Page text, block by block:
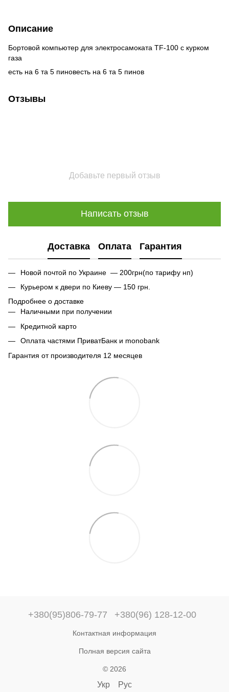
Описание
Бортовой компьютер для электросамоката TF-100 с курком
газа
есть на 6 та 5 пиновесть на 6 та 5 пинов
Отзывы
Добавьте первый отзыв
Написать отзыв
Доставка Оплата Гарантия
Новой почтой по Украине — 200грн(по тарифу нп)
Курьером к двери по Киеву — 150 грн.
Подробнее о доставке
Наличными при получении
Кредитной карто
Оплата частями ПриватБанк и monobank
Гарантия от производителя 12 месяцев
+380(95)806-79-77 +380(96) 128-12-00
Контактная информация
Полная версия сайта
© 2026
Укр Рус